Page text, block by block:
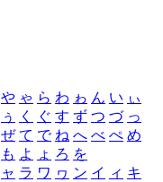
や ゃ ら わ ゎ ん い ぃ
ぅ く ぐ す ず つ づ っ
ぜ て で ね へ べ ぺ め
も よ ょ ろ を
ャ ラ ワ ヮ ン イ ィ キ